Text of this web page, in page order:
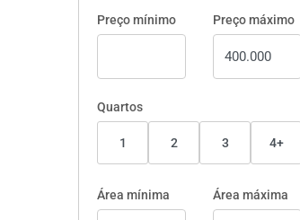
Preço mínimo Preço máximo
Quartos
1 2 3 4+
Área mínima Área máxima